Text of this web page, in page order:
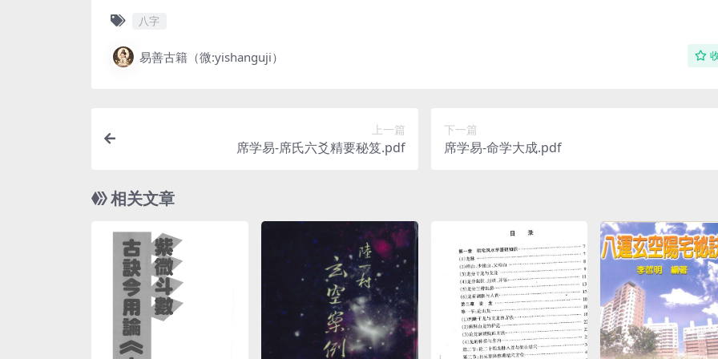
八字
易善古籍（微:yishanguji）
上一篇
席学易-席氏六爻精要秘笈.pdf
下一篇
席学易-命学大成.pdf
相关文章